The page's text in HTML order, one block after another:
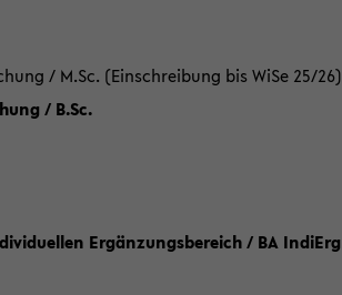
/ M.Sc. (Einschreibung bis WiSe 25/26)
/ B.Sc.
Ergänzungsbereich / BA IndiErg